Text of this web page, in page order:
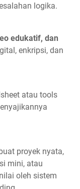
logika.
edukatif, dan
enkripsi, dan
atau tools
proyek nyata,
mini, atau
oleh sistem